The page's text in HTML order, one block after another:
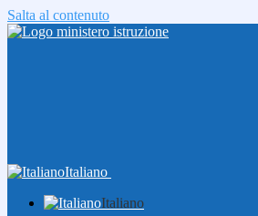
Salta al contenuto
Italiano
Italiano